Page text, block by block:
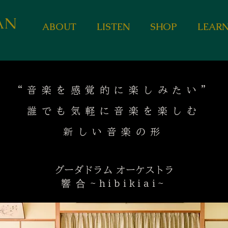
ABOUT LISTEN SHOP
“音楽を感覚的に楽しみたい”
誰でも気軽に音楽を楽しむ
​新しい音楽の形
​グーダドラム オーケストラ
響合 ~hibikiai~